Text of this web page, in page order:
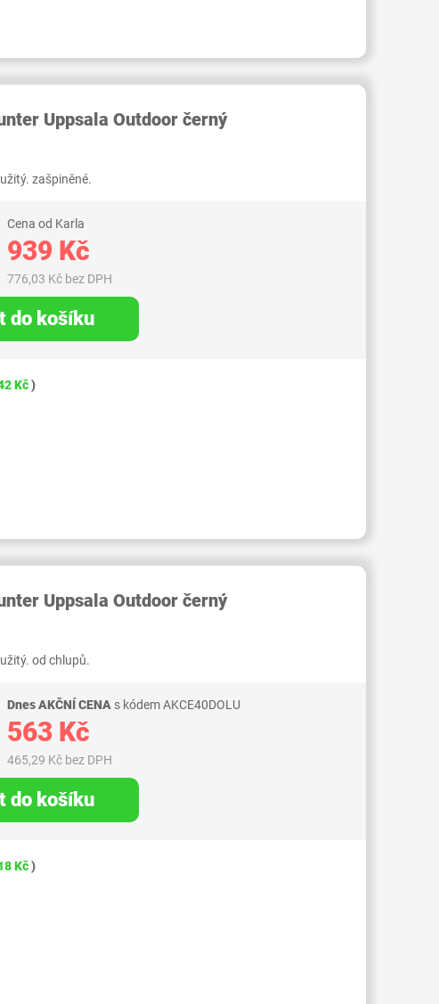
Uppsala Outdoor černý
zašpiněné.
Cena od Karla
939 Kč
776,03 Kč bez DPH
do košíku
Kč)
Uppsala Outdoor černý
od chlupů.
Dnes AKČNÍ CENA s kódem AKCE40DOLU
563 Kč
465,29 Kč bez DPH
do košíku
Kč)